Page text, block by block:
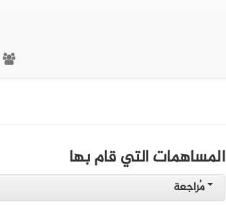
المساهمات التي قام بها
مُراجعة